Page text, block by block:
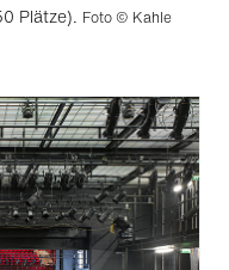
Plätze). Foto © Kahle